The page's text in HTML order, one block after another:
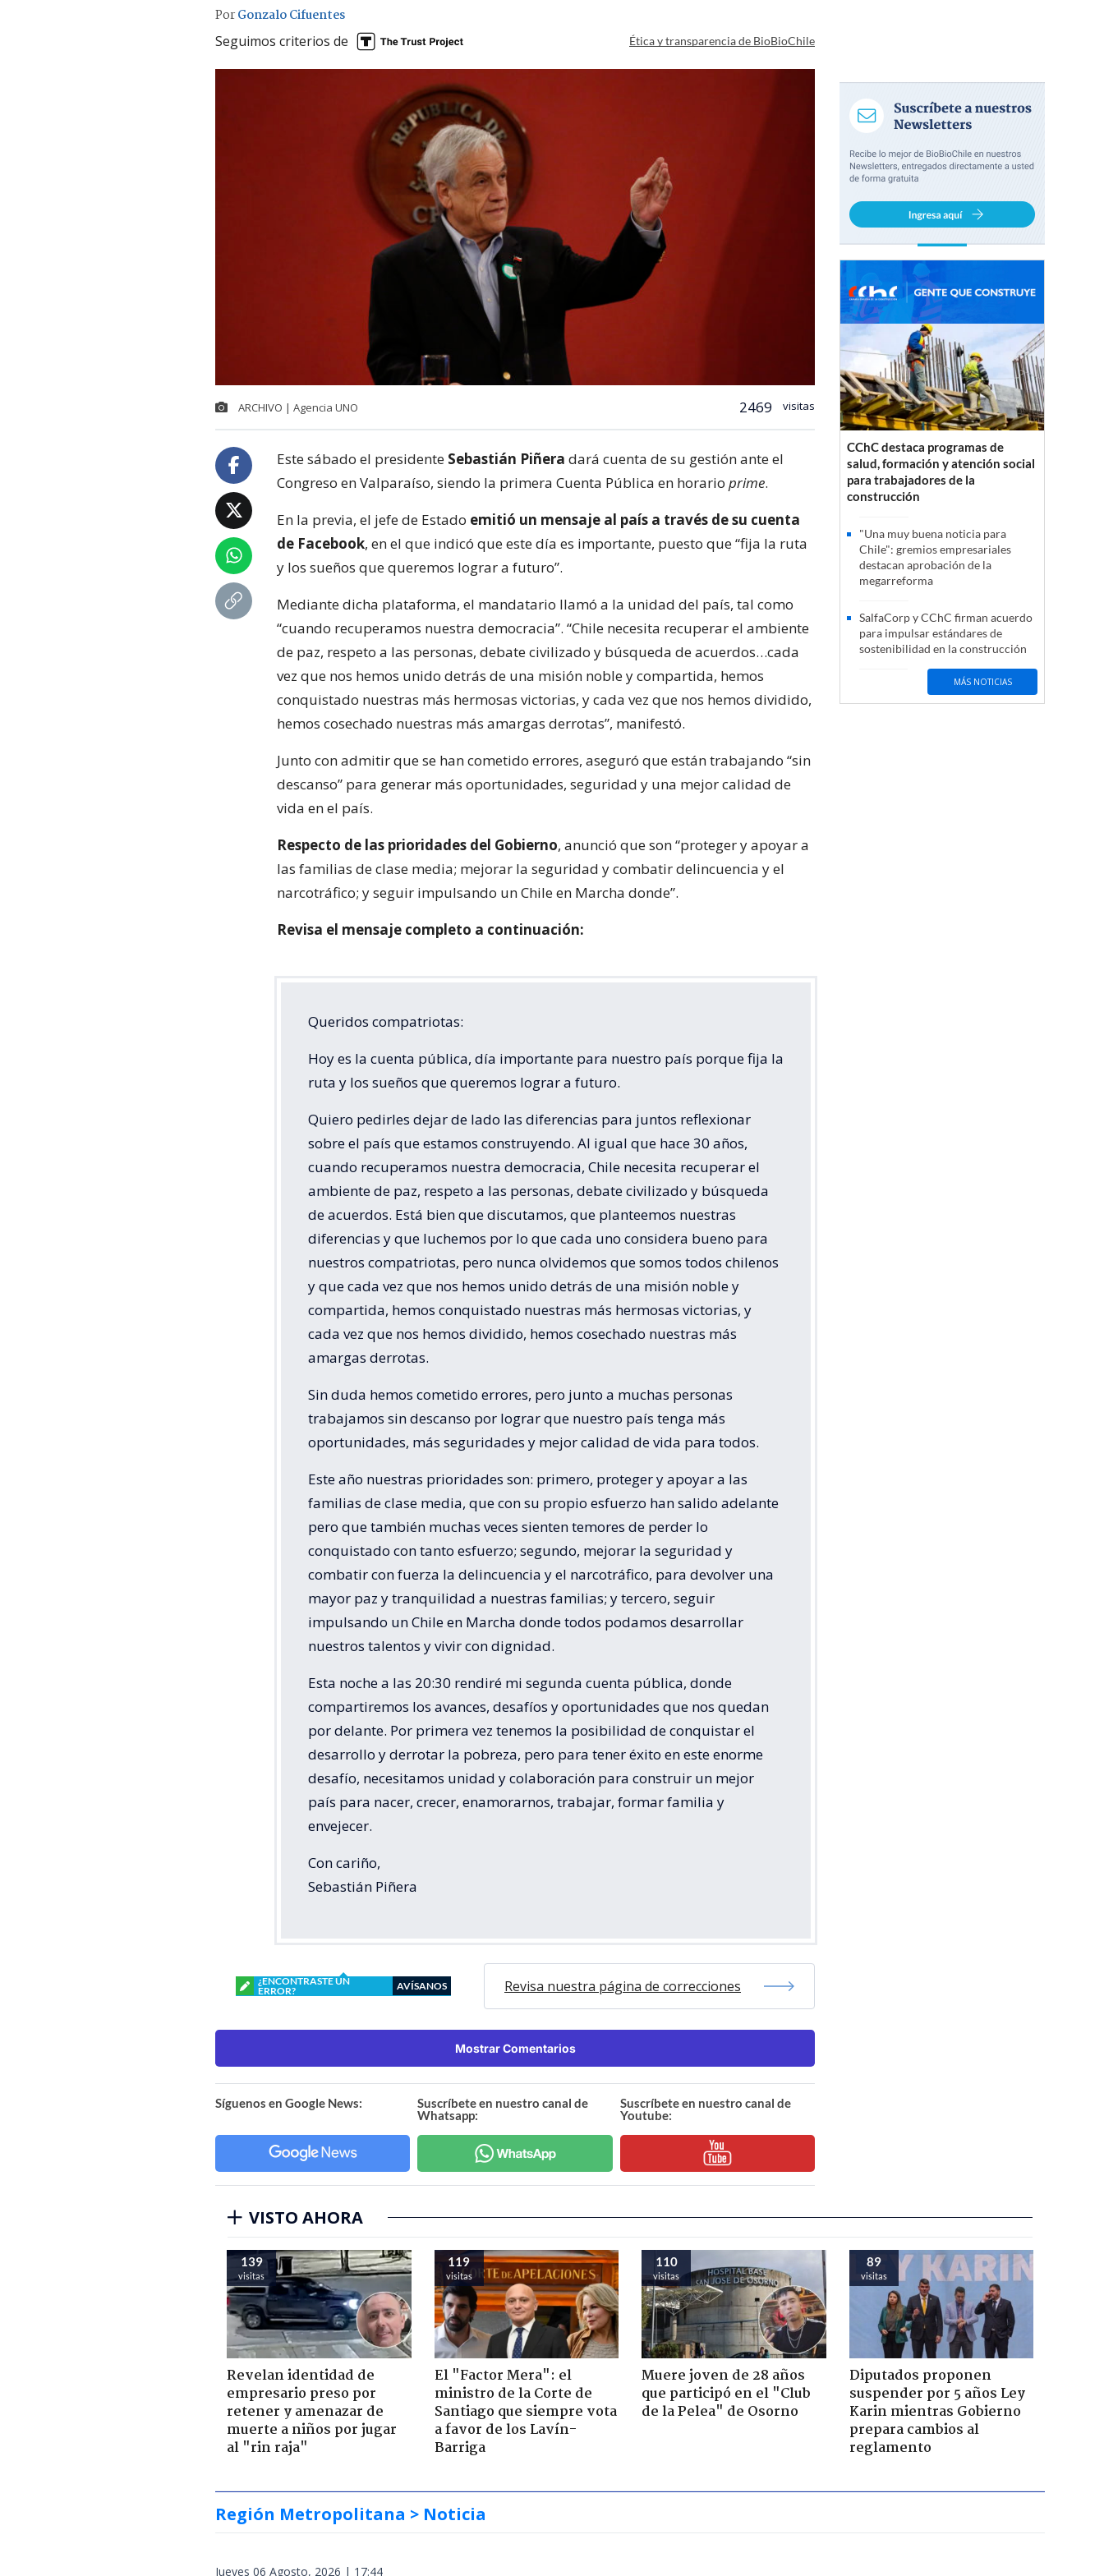
PorGonzalo Cifuentes
Seguimos criterios de Ética y transparencia de BioBioChile
ARCHIVO | Agencia UNO 2469 visitas
Este sábado el presidente Sebastián Piñera dará cuenta de su gestión ante el
Congreso en Valparaíso, siendo la primera Cuenta Pública en horario prime.
En la previa, el jefe de Estado emitió un mensaje al país a través de su cuenta
de Facebook, en el que indicó que este día es importante, puesto que “fija la ruta
y los sueños que queremos lograr a futuro”.
Mediante dicha plataforma, el mandatario llamó a la unidad del país, tal como
“cuando recuperamos nuestra democracia”. “Chile necesita recuperar el ambiente
de paz, respeto a las personas, debate civilizado y búsqueda de acuerdos…cada
vez que nos hemos unido detrás de una misión noble y compartida, hemos
conquistado nuestras más hermosas victorias, y cada vez que nos hemos dividido,
hemos cosechado nuestras más amargas derrotas”, manifestó.
Junto con admitir que se han cometido errores, aseguró que están trabajando “sin
descanso” para generar más oportunidades, seguridad y una mejor calidad de
vida en el país.
Respecto de las prioridades del Gobierno, anunció que son “proteger y apoyar a
las familias de clase media; mejorar la seguridad y combatir delincuencia y el
narcotráfico; y seguir impulsando un Chile en Marcha donde”.
Revisa el mensaje completo a continuación:
Queridos compatriotas:
Hoy es la cuenta pública, día importante para nuestro país porque fija la
ruta y los sueños que queremos lograr a futuro.
Quiero pedirles dejar de lado las diferencias para juntos reflexionar
sobre el país que estamos construyendo. Al igual que hace 30 años,
cuando recuperamos nuestra democracia, Chile necesita recuperar el
ambiente de paz, respeto a las personas, debate civilizado y búsqueda
de acuerdos. Está bien que discutamos, que planteemos nuestras
diferencias y que luchemos por lo que cada uno considera bueno para
nuestros compatriotas, pero nunca olvidemos que somos todos chilenos
y que cada vez que nos hemos unido detrás de una misión noble y
compartida, hemos conquistado nuestras más hermosas victorias, y
cada vez que nos hemos dividido, hemos cosechado nuestras más
amargas derrotas.
Sin duda hemos cometido errores, pero junto a muchas personas
trabajamos sin descanso por lograr que nuestro país tenga más
oportunidades, más seguridades y mejor calidad de vida para todos.
Este año nuestras prioridades son: primero, proteger y apoyar a las
familias de clase media, que con su propio esfuerzo han salido adelante
pero que también muchas veces sienten temores de perder lo
conquistado con tanto esfuerzo; segundo, mejorar la seguridad y
combatir con fuerza la delincuencia y el narcotráfico, para devolver una
mayor paz y tranquilidad a nuestras familias; y tercero, seguir
impulsando un Chile en Marcha donde todos podamos desarrollar
nuestros talentos y vivir con dignidad.
Esta noche a las 20:30 rendiré mi segunda cuenta pública, donde
compartiremos los avances, desafíos y oportunidades que nos quedan
por delante. Por primera vez tenemos la posibilidad de conquistar el
desarrollo y derrotar la pobreza, pero para tener éxito en este enorme
desafío, necesitamos unidad y colaboración para construir un mejor
país para nacer, crecer, enamorarnos, trabajar, formar familia y
envejecer.
Con cariño,
Sebastián Piñera
¿ENCONTRASTE UN
ERROR?
AVÍSANOS Revisa nuestra página de correcciones
Mostrar Comentarios
Síguenos en Google News:
Suscríbete en nuestro canal de
Whatsapp:
Suscríbete en nuestro canal de
Youtube:
CChC destaca programas de
salud, formación y atención social
para trabajadores de la
construcción
"Una muy buena noticia para
Chile": gremios empresariales
destacan aprobación de la
megarreforma
SalfaCorp y CChC firman acuerdo
para impulsar estándares de
sostenibilidad en la construcción
MÁS NOTICIAS
VISTO AHORA
139
visitas
Revelan identidad de
empresario preso por
retener y amenazar de
muerte a niños por jugar
al "rin raja"
119
visitas
El "Factor Mera": el
ministro de la Corte de
Santiago que siempre vota
a favor de los Lavín-
Barriga
110
visitas
Muere joven de 28 años
que participó en el "Club
de la Pelea" de Osorno
89
visitas
Diputados proponen
suspender por 5 años Ley
Karin mientras Gobierno
prepara cambios al
reglamento
Región Metropolitana > Noticia
Jueves 06 Agosto, 2026 | 17:44